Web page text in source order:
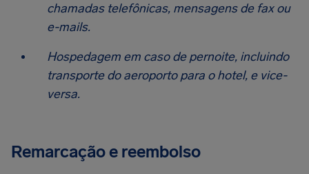
chamadas telefônicas, mensagens de fax ou
e-mails.
Hospedagem em caso de pernoite, incluindo
transporte do aeroporto para o hotel, e vice-
versa.
Remarcação e reembolso